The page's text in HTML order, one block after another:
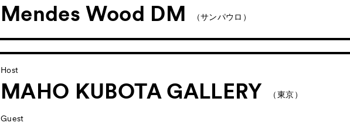
Mendes Wood DM （サンパウロ）
Host
MAHO KUBOTA GALLERY （東京）
Guest